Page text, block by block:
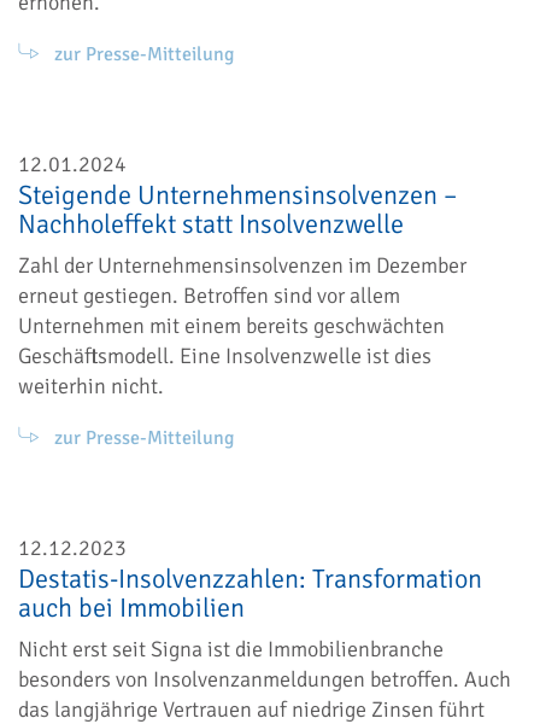
zur Presse-Mitteilung
12.01.2024
Steigende Unternehmensinsolvenzen –
Nachholeffekt statt Insolvenzwelle
Zahl der Unternehmensinsolvenzen im Dezember
erneut gestiegen. Betroffen sind vor allem
Unternehmen mit einem bereits geschwächten
Geschäftsmodell. Eine Insolvenzwelle ist dies
weiterhin nicht.
zur Presse-Mitteilung
12.12.2023
Destatis-Insolvenzzahlen: Transformation
auch bei Immobilien
Nicht erst seit Signa ist die Immobilienbranche
besonders von Insolvenzanmeldungen betroffen. Auch
das langjährige Vertrauen auf niedrige Zinsen führt